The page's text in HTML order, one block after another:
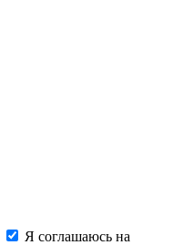
Я соглашаюсь на